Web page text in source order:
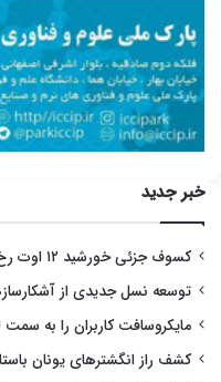
خبر جدید
کسوف جزئی خورشید ۱۲ اوت رخ می‌دهد
توسعه نسل جدیدی از
مایکروسافت کاربران را به
کشف راز انگشترهای یونان